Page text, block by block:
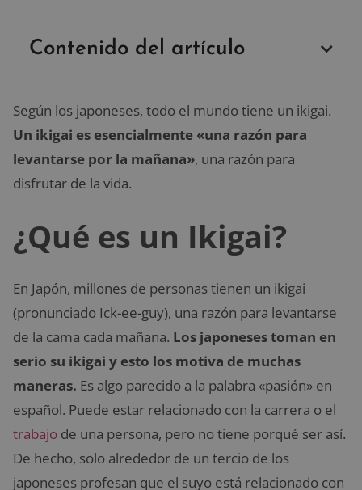
Contenido del artículo
Según los japoneses, todo el mundo tiene un ikigai.
Un ikigai es esencialmente «una razón para
levantarse por la mañana», una razón para
disfrutar de la vida.
¿Qué es un Ikigai?
En Japón, millones de personas tienen un ikigai
(pronunciado Ick-ee-guy), una razón para levantarse
de la cama cada mañana. Los japoneses toman en
serio su ikigai y esto los motiva de muchas
maneras. Es algo parecido a la palabra «pasión» en
español. Puede estar relacionado con la carrera o el
trabajo de una persona, pero no tiene porqué ser así.
De hecho, solo alrededor de un tercio de los
japoneses profesan que el suyo está relacionado con